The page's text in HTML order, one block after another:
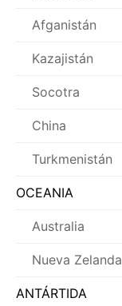
Afganistán
Kazajistán
Socotra
China
Turkmenistán
OCEANIA
Australia
Nueva Zelanda
ANTÁRTIDA